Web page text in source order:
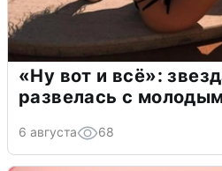
«Ну вот и всё»:
развелась с
6 августа 68